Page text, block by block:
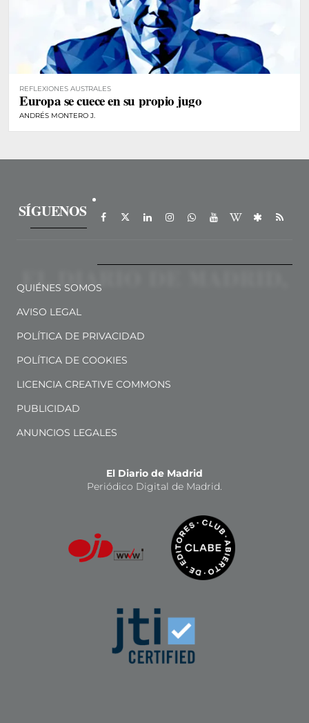
REFLEXIONES AUSTRALES
Europa se cuece en su propio jugo
ANDRÉS MONTERO J.
SÍGUENOS
QUIÉNES SOMOS
AVISO LEGAL
POLÍTICA DE PRIVACIDAD
POLÍTICA DE COOKIES
LICENCIA CREATIVE COMMONS
PUBLICIDAD
ANUNCIOS LEGALES
El Diario de Madrid
Periódico Digital de Madrid.